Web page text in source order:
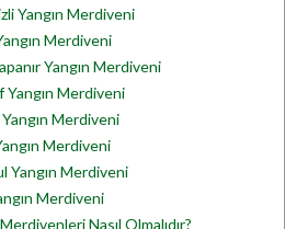
Yangın Merdiveni
Merdiveni
Yangın Merdiveni
Merdiveni
Merdiveni
Merdiveni
Yangın Merdiveni
Merdiveni
Nasıl Olmalıdır?